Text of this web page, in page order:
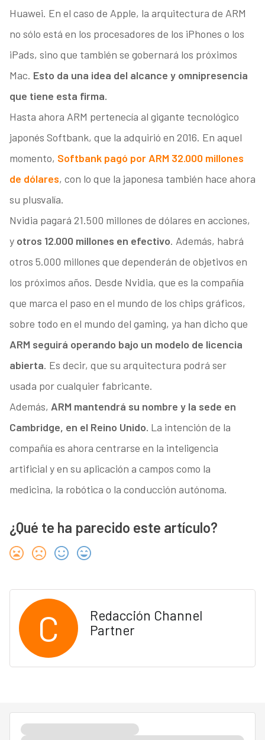
Huawei. En el caso de Apple, la arquitectura de ARM
no sólo está en los procesadores de los iPhones o los
iPads, sino que también se gobernará los próximos
Mac. Esto da una idea del alcance y omnipresencia
que tiene esta firma.
Hasta ahora ARM pertenecía al gigante tecnológico
japonés Softbank, que la adquirió en 2016. En aquel
momento, Softbank pagó por ARM 32.000 millones
de dólares, con lo que la japonesa también hace ahora
su plusvalía.
Nvidia pagará 21.500 millones de dólares en acciones,
y otros 12.000 millones en efectivo. Además, habrá
otros 5.000 millones que dependerán de objetivos en
los próximos años. Desde Nvidia, que es la compañía
que marca el paso en el mundo de los chips gráficos,
sobre todo en el mundo del gaming, ya han dicho que
ARM seguirá operando bajo un modelo de licencia
abierta. Es decir, que su arquitectura podrá ser
usada por cualquier fabricante.
Además, ARM mantendrá su nombre y la sede en
Cambridge, en el Reino Unido. La intención de la
compañía es ahora centrarse en la inteligencia
artificial y en su aplicación a campos como la
medicina, la robótica o la conducción autónoma.
¿Qué te ha parecido este artículo?
C
Redacción Channel
Partner